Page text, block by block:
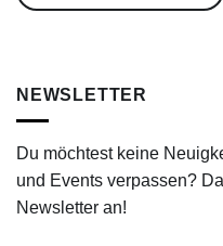
NEWSLETTER
Du möchtest keine
und Events verpassen?
Newsletter an!